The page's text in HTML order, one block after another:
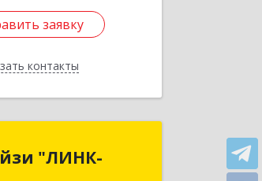
заявку
контакты
заявку
Назад
"ЛИНК-
"ЛИНК-
сервис"